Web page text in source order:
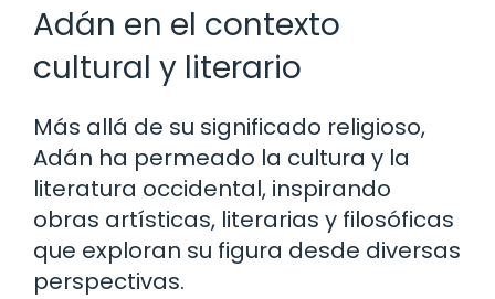
Adán en el contexto
cultural y literario
Más allá de su significado religioso,
Adán ha permeado la cultura y la
literatura occidental, inspirando
obras artísticas, literarias y filosóficas
que exploran su figura desde diversas
perspectivas.